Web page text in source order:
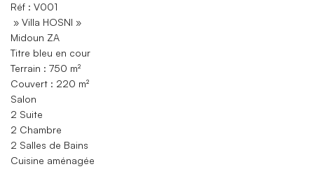
Réf : V001
» Villa HOSNI »
Midoun ZA
Titre bleu en cour
Terrain : 750 m²
Couvert : 220 m²
Salon
2 Suite
2 Chambre
2 Salles de Bains
Cuisine aménagée